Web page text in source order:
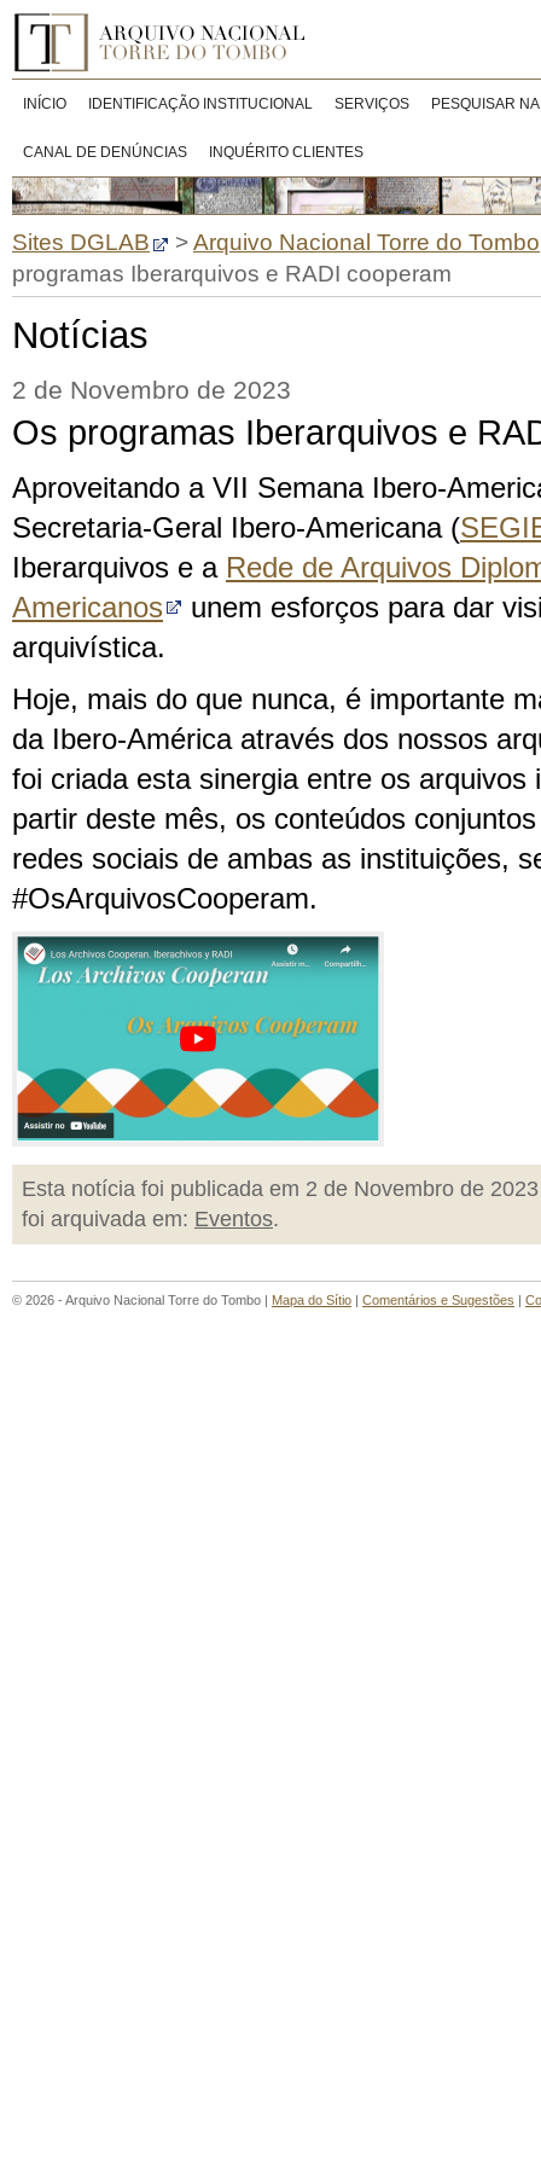
INÍCIO IDENTIFICAÇÃO INSTITUCIONAL SERVIÇOS PESQUISAR
CANAL DE DENÚNCIAS INQUÉRITO CLIENTES
Sites DGLAB >Arquivo Nacional Torre do Tombo
programas Iberarquivos e RADI cooperam
Notícias
2 de Novembro de 2023
Os programas Iberarquivos e
Aproveitando a VII Semana Ibero-
Secretaria-Geral Ibero-Americana (
Iberarquivos e a Rede de Arquivos
Americanos
unem esforços para dar
arquivística.
Hoje, mais do que nunca, é importante
da Ibero-América através dos nossos
foi criada esta sinergia entre os arquivos
partir deste mês, os conteúdos
redes sociais de ambas as instituições,
#OsArquivosCooperam.
Esta notícia foi publicada em 2 de Novembro de
foi arquivada em: Eventos.
© 2026 - Arquivo Nacional Torre do Tombo | Mapa do Sítio | Comentários e Sugestões |